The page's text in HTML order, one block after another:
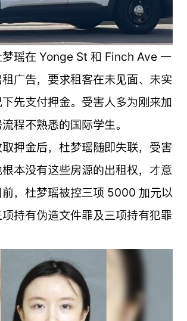
瑶在 Yonge St 和 Finch Ave 一
广告，要求租客在未见面、未实
先支付押金。受害人多为刚来加
程不熟悉的国际学生。
押金后，杜梦瑶随即失联，受害
本没有这些房源的出租权，才意
，杜梦瑶被控三项 5000 加元以
持有伪造文件罪及三项持有犯罪